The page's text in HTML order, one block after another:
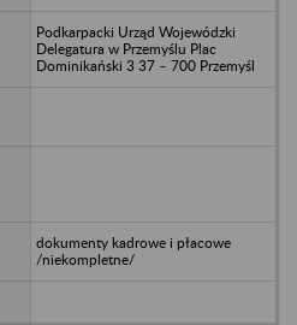
Podkarpacki Urząd Wojewódzki
Delegatura w Przemyślu Plac
Dominikański 3 37 – 700 Przemyśl
dokumenty kadrowe i płacowe
/niekompletne/